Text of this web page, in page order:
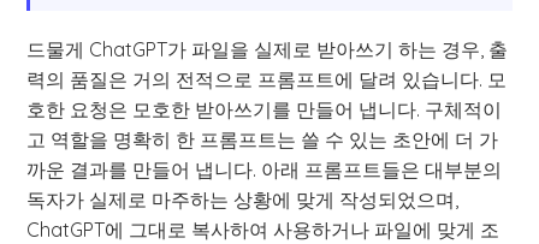
드물게 ChatGPT가 파일을 실제로 받아쓰기 하는 경우, 출
력의 품질은 거의 전적으로 프롬프트에 달려 있습니다. 모
호한 요청은 모호한 받아쓰기를 만들어 냅니다. 구체적이
고 역할을 명확히 한 프롬프트는 쓸 수 있는 초안에 더 가
까운 결과를 만들어 냅니다. 아래 프롬프트들은 대부분의
독자가 실제로 마주하는 상황에 맞게 작성되었으며,
ChatGPT에 그대로 복사하여 사용하거나 파일에 맞게 조